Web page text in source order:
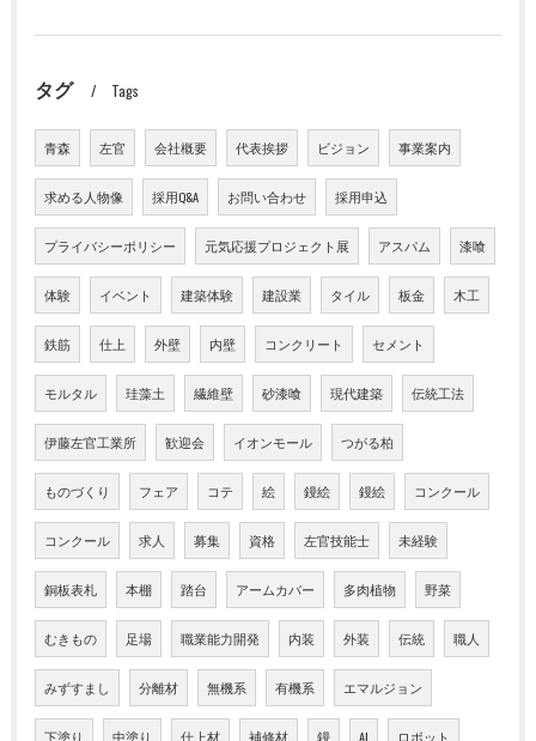
タグ Tags
青森 左官 会社概要 代表挨拶 ビジョン 事業案内
求める人物像 採用Q&A お問い合わせ 採用申込
プライバシーポリシー 元気応援プロジェクト展 アスパム 漆喰
体験 イベント 建築体験 建設業 タイル 板金 木工
鉄筋 仕上 外壁 内壁 コンクリート セメント
モルタル 珪藻土 繊維壁 砂漆喰 現代建築 伝統工法
伊藤左官工業所 歓迎会 イオンモール つがる柏
ものづくり フェア コテ 絵 鏝絵 鏝絵 コンクール
コンクール 求人 募集 資格 左官技能士 未経験
銅板表札 本棚 踏台 アームカバー 多肉植物 野菜
むきもの 足場 職業能力開発 内装 外装 伝統 職人
みずすまし 分離材 無機系 有機系 エマルジョン
下塗り 中塗り 仕上材 補修材 鏝 AI ロボット